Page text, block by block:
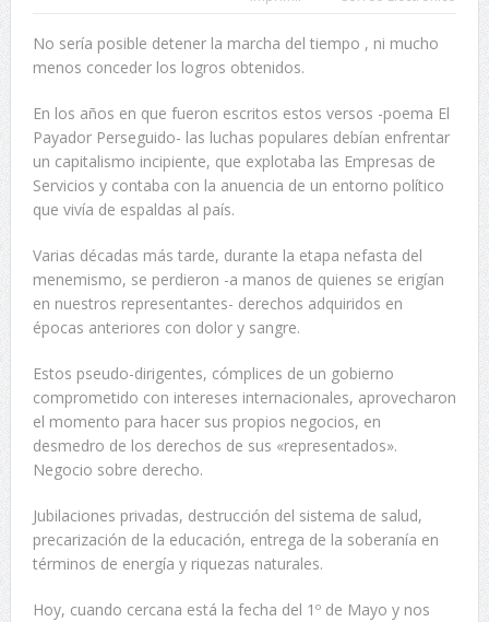
No sería posible detener la marcha del tiempo , ni mucho
menos conceder los logros obtenidos.
En los años en que fueron escritos estos versos -poema El
Payador Perseguido- las luchas populares debían enfrentar
un capitalismo incipiente, que explotaba las Empresas de
Servicios y contaba con la anuencia de un entorno político
que vivía de espaldas al país.
Varias décadas más tarde, durante la etapa nefasta del
menemismo, se perdieron -a manos de quienes se erigían
en nuestros representantes- derechos adquiridos en
épocas anteriores con dolor y sangre.
Estos pseudo-dirigentes, cómplices de un gobierno
comprometido con intereses internacionales, aprovecharon
el momento para hacer sus propios negocios, en
desmedro de los derechos de sus «representados».
Negocio sobre derecho.
Jubilaciones privadas, destrucción del sistema de salud,
precarización de la educación, entrega de la soberanía en
términos de energía y riquezas naturales.
Hoy, cuando cercana está la fecha del 1º de Mayo y nos